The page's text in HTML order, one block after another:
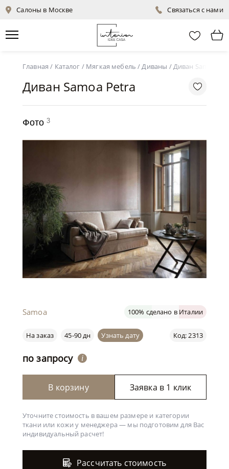
Салоны в Москве Связаться с нами
Главная / Каталог / Мягкая мебель /Диваны /Диван Samoa
Диван Samoa Petra
Фото 3
Samoa 100% сделано в Италии
Код: 2313
На заказ 45-90 дн Узнать дату
по запросу i
В корзину Заявка в 1 клик
Уточните стоимость в вашем размере и категории
ткани или кожи у менеджера — мы подготовим для Вас
индивидуальный расчет!
Рассчитать стоимость